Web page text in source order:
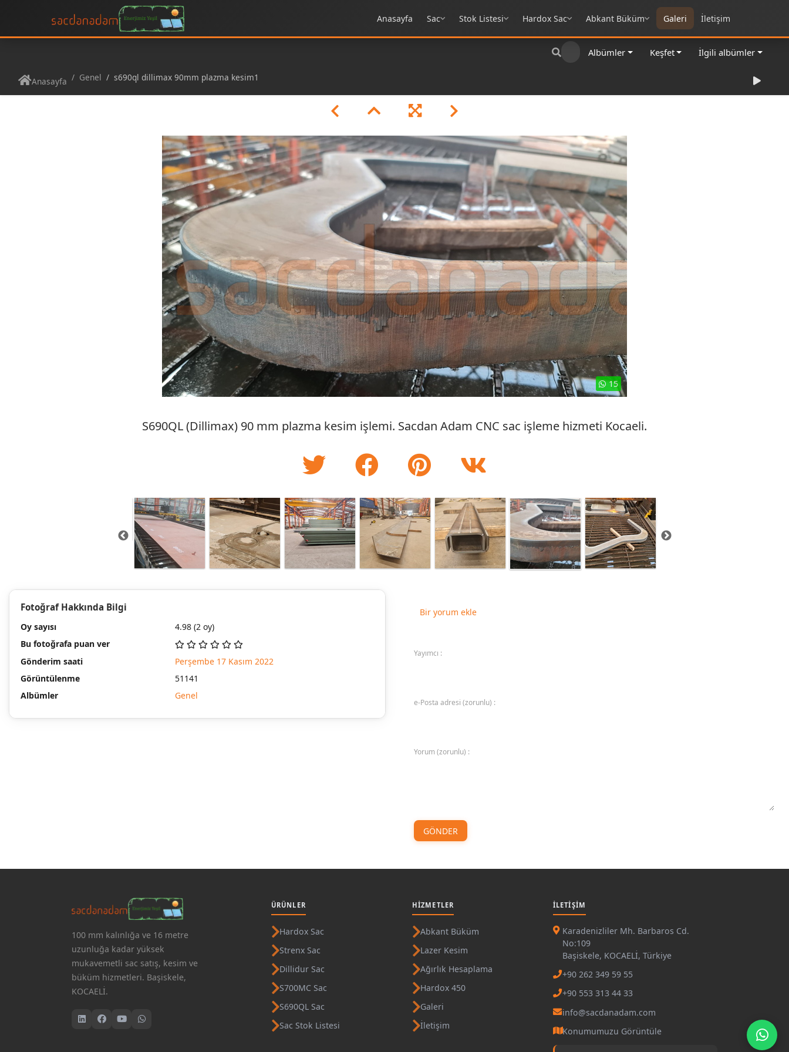
Anasayfa Sac Stok Listesi Hardox Sac Abkant Büküm Galeri İletişim
Albümler Keşfet İlgili albümler
Anasayfa Genel s690ql dillimax 90mm plazma kesim1
15
S690QL (Dillimax) 90 mm plazma kesim işlemi. Sacdan Adam CNC sac işleme hizmeti Kocaeli.
Fotoğraf Hakkında Bilgi
Oy sayısı 4.98 (2 oy)
Bu fotoğrafa puan ver
Gönderim saati
Perşembe 17 Kasım 2022
Görüntülenme
51141
Albümler
Genel
Bir yorum ekle
Yayımcı :
e-Posta adresi (zorunlu) :
Yorum (zorunlu) :
GÖNDER
100 mm kalınlığa ve 16 metre
uzunluğa kadar yüksek
mukavemetli sac satış, kesim ve
büküm hizmetleri. Başiskele,
KOCAELİ.
ÜRÜNLER
Hardox Sac
Strenx Sac
Dillidur Sac
S700MC Sac
S690QL Sac
Sac Stok Listesi
HIZMETLER
Abkant Büküm
Lazer Kesim
Ağırlık Hesaplama
Hardox 450
Galeri
İletişim
İLETIŞIM
Karadenizliler Mh. Barbaros Cd.
No:109
Başiskele, KOCAELİ, Türkiye
+90 262 349 59 55
+90 553 313 44 33
info@sacdanadam.com
Konumumuzu Görüntüle